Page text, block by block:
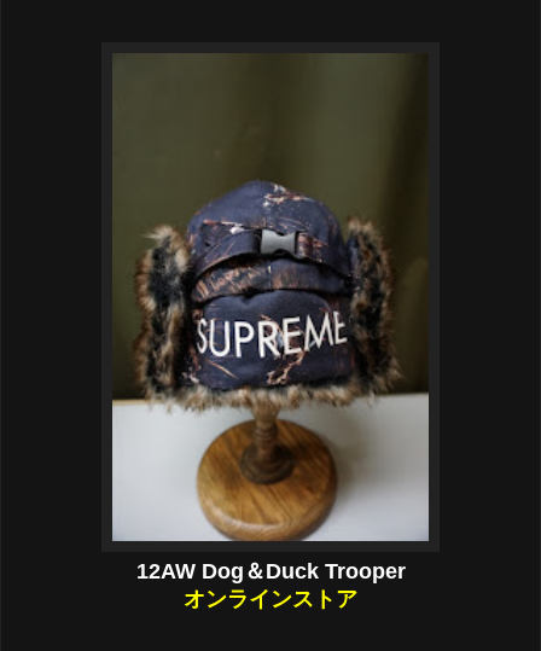
12AW Dog＆Duck Trooper
オンラインストア